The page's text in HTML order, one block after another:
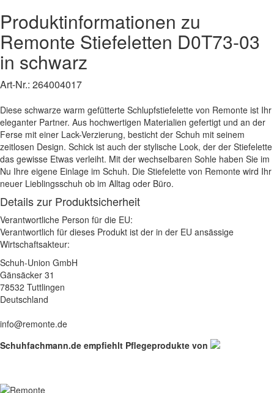
Produktinformationen zu
Remonte Stiefeletten D0T73-03
in schwarz
Art-Nr.: 264004017
Diese schwarze warm gefütterte Schlupfstiefelette von Remonte ist Ihr
eleganter Partner. Aus hochwertigen Materialien gefertigt und an der
Ferse mit einer Lack-Verzierung, besticht der Schuh mit seinem
zeitlosen Design. Schick ist auch der stylische Look, der der Stiefelette
das gewisse Etwas verleiht. Mit der wechselbaren Sohle haben Sie im
Nu Ihre eigene Einlage im Schuh. Die Stiefelette von Remonte wird Ihr
neuer Lieblingsschuh ob im Alltag oder Büro.
Details zur Produktsicherheit
Verantwortliche Person für die EU:
Verantwortlich für dieses Produkt ist der in der EU ansässige
Wirtschaftsakteur:
Schuh-Union GmbH
Gänsäcker 31
78532 Tuttlingen
Deutschland
info@remonte.de
Schuhfachmann.de empfiehlt Pflegeprodukte von